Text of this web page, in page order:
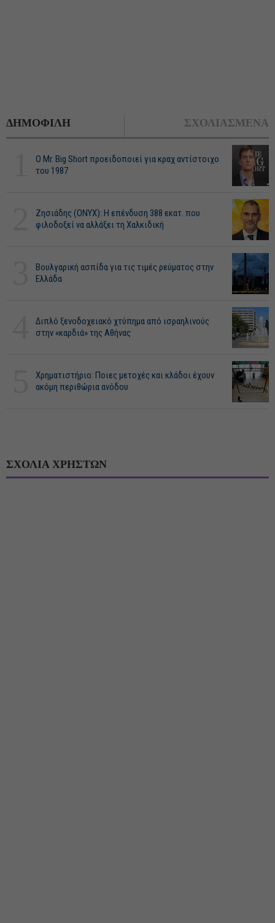
ΔΗΜΟΦΙΛΗ ΣΧΟΛΙΑΣΜΕΝΑ
O Mr. Big Short προειδοποιεί για κραχ αντίστοιχο
του 1987
Ζησιάδης (ONYX): Η επένδυση 388 εκατ. που
φιλοδοξεί να αλλάξει τη Χαλκιδική
Βουλγαρική ασπίδα για τις τιμές ρεύματος στην
Ελλάδα
Διπλό ξενοδοχειακό χτύπημα από ισραηλινούς
στην «καρδιά» της Αθήνας
Χρηματιστήριο: Ποιες μετοχές και κλάδοι έχουν
ακόμη περιθώρια ανόδου
ΣΧΟΛΙΑ ΧΡΗΣΤΩΝ